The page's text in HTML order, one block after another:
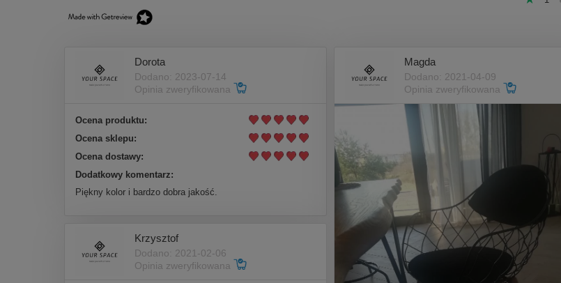
Dorota
Dodano: 2023-07-14
Opinia zweryfikowana
Ocena produktu:
Ocena sklepu:
Ocena dostawy:
Dodatkowy komentarz:
Piękny kolor i bardzo dobra jakość.
Magda
Dodano: 2021-04-09
Opinia zweryfikowana
Krzysztof
Dodano: 2021-02-06
Opinia zweryfikowana